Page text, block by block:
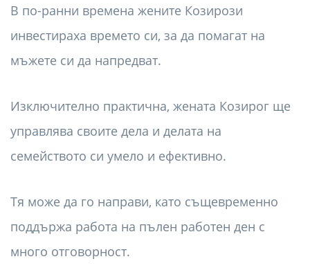
В по-ранни времена жените Козирози
инвестираха времето си, за да помагат на
мъжете си да напредват.
Изключително практична, жената Козирог ще
управлява своите дела и делата на
семейството си умело и ефективно.
Тя може да го направи, като същевременно
поддържа работа на пълен работен ден с
много отговорност.